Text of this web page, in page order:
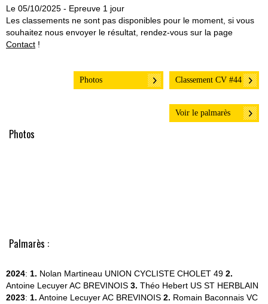
Le 05/10/2025 - Epreuve 1 jour
Les classements ne sont pas disponibles pour le moment, si vous
souhaitez nous envoyer le résultat, rendez-vous sur la page
Contact !
Classement CV #44
Photos
Voir le palmarès
Photos
Palmarès :
2024: 1. Nolan Martineau UNION CYCLISTE CHOLET 49 2.
Antoine LecuyerAC BREVINOIS 3. Théo Hebert US ST HERBLAIN
2023: 1. Antoine LecuyerAC BREVINOIS 2. Romain Baconnais VC